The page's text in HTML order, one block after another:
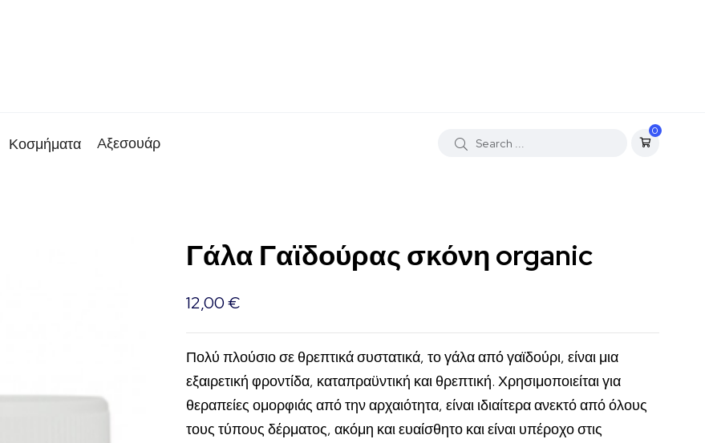
Κοσμήματα Aξεσουάρ
0
Γάλα Γαϊδούρας σκόνη organic
12,00€
Πολύ πλούσιο σε θρεπτικά συστατικά, το γάλα από γαϊδούρι, είναι μια
εξαιρετική φροντίδα, καταπραϋντική και θρεπτική. Χρησιμοποιείται για
θεραπείες ομορφιάς από την αρχαιότητα, είναι ιδιαίτερα ανεκτό από όλους
τους τύπους δέρματος, ακόμη και ευαίσθητο και είναι υπέροχο στις